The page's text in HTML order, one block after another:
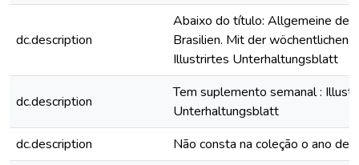
dc.description
Abaixo do título: Allgemeine
Brasilien. Mit der wöchentlichen
Illustrirtes Unterhaltungsblatt
dc.description
Tem suplemento semanal :
Unterhaltungsblatt
dc.description
Não consta na coleção o ano de